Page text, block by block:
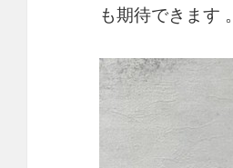
も期待できます 。